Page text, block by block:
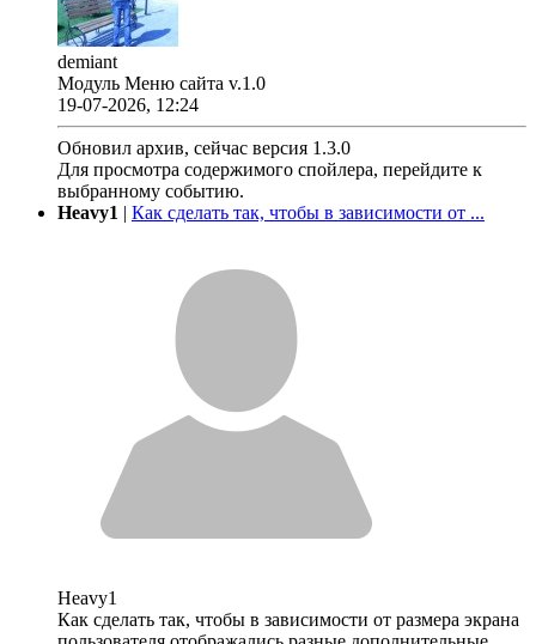
demiant
Модуль Меню сайта v.1.0
19-07-2026, 12:24
Обновил архив, сейчас версия 1.3.0
Для просмотра содержимого спойлера, перейдите к
выбранному событию.
Heavy1 | Как сделать так, чтобы в зависимости от ...
Heavy1
Как сделать так, чтобы в зависимости от размера экрана